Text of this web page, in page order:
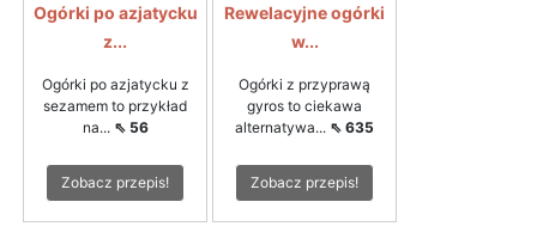
Ogórki po azjatycku
z...
Ogórki po azjatycku z
sezamem to przykład
na... ⇖ 56
Zobacz przepis!
Rewelacyjne ogórki
w...
Ogórki z przyprawą
gyros to ciekawa
alternatywa... ⇖ 635
Zobacz przepis!